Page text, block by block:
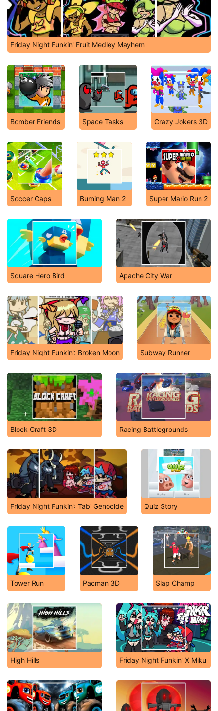
Friday Night Funkin' Fruit Medley Mayhem
Bomber Friends Space Tasks Crazy Jokers 3D
Soccer Caps Burning Man 2 Super Mario Run 2
Square Hero Bird Apache City War
Friday Night Funkin': Broken Moon Subway Runner
Block Craft 3D Racing Battlegrounds
Friday Night Funkin': Tabi Genocide Quiz Story
Tower Run Pacman 3D Slap Champ
High Hills Friday Night Funkin' X Miku